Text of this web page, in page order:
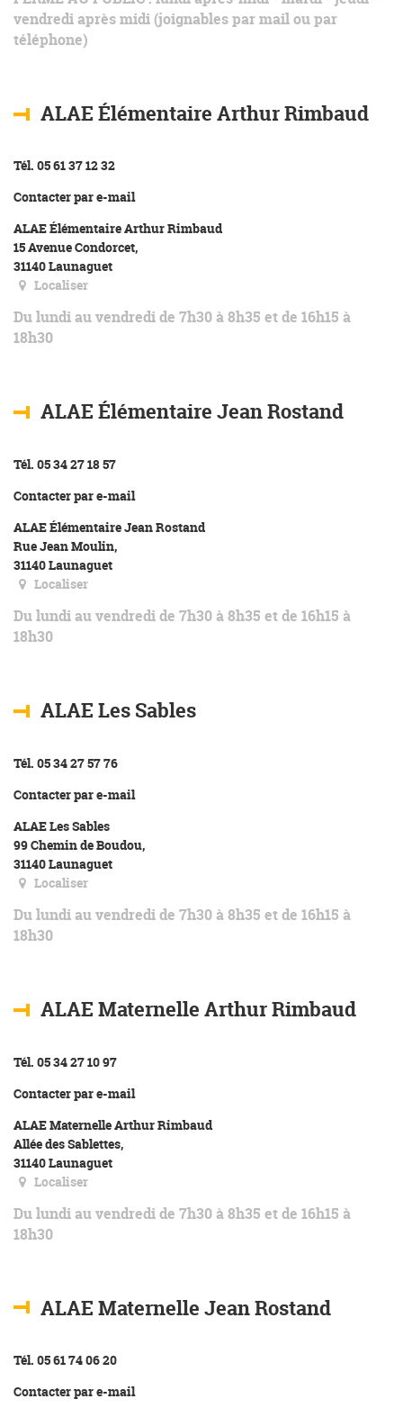
vendredi après midi (joignables par mail ou par
téléphone)
ALAE Élémentaire Arthur Rimbaud
Tél. 05 61 37 12 32
Contacter par e-mail
ALAE Élémentaire Arthur Rimbaud
15 Avenue Condorcet,
31140 Launaguet
Localiser
Du lundi au vendredi de 7h30 à 8h35 et de 16h15 à
18h30
ALAE Élémentaire Jean Rostand
Tél. 05 34 27 18 57
Contacter par e-mail
ALAE Élémentaire Jean Rostand
Rue Jean Moulin,
31140 Launaguet
Localiser
Du lundi au vendredi de 7h30 à 8h35 et de 16h15 à
18h30
ALAE Les Sables
Tél. 05 34 27 57 76
Contacter par e-mail
ALAE Les Sables
99 Chemin de Boudou,
31140 Launaguet
Localiser
Du lundi au vendredi de 7h30 à 8h35 et de 16h15 à
18h30
ALAE Maternelle Arthur Rimbaud
Tél. 05 34 27 10 97
Contacter par e-mail
ALAE Maternelle Arthur Rimbaud
Allée des Sablettes,
31140 Launaguet
Localiser
Du lundi au vendredi de 7h30 à 8h35 et de 16h15 à
18h30
ALAE Maternelle Jean Rostand
Tél. 05 61 74 06 20
Contacter par e-mail